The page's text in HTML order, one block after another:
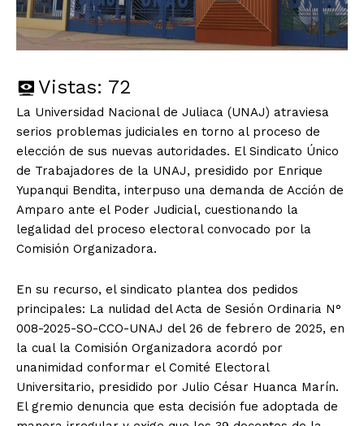
Vistas: 72
La Universidad Nacional de Juliaca (UNAJ) atraviesa
serios problemas judiciales en torno al proceso de
elección de sus nuevas autoridades. El Sindicato Único
de Trabajadores de la UNAJ, presidido por Enrique
Yupanqui Bendita, interpuso una demanda de Acción de
Amparo ante el Poder Judicial, cuestionando la
legalidad del proceso electoral convocado por la
Comisión Organizadora.
En su recurso, el sindicato plantea dos pedidos
principales: La nulidad del Acta de Sesión Ordinaria N°
008-2025-SO-CCO-UNAJ del 26 de febrero de 2025, en
la cual la Comisión Organizadora acordó por
unanimidad conformar el Comité Electoral
Universitario, presidido por Julio César Huanca Marín.
El gremio denuncia que esta decisión fue adoptada de